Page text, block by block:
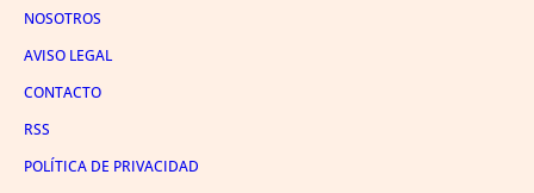
NOSOTROS
AVISO LEGAL
CONTACTO
RSS
POLÍTICA DE PRIVACIDAD